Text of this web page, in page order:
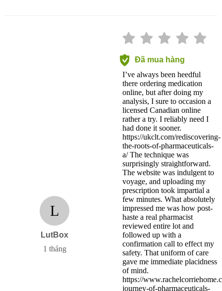
L
LutBox
1 tháng
Đã mua hàng
I’ve always been heedful
there ordering medication
online, but after doing my
analysis, I sure to occasion a
licensed Canadian online
rather a try. I reliably need I
had done it sooner.
https://ukclt.com/rediscovering-
the-roots-of-pharmaceuticals-
a/ The technique was
surprisingly straightforward.
The website was indulgent to
voyage, and uploading my
prescription took impartial a
few minutes. What absolutely
impressed me was how post-
haste a real pharmacist
reviewed entire lot and
followed up with a
confirmation call to effect my
safety. That uniform of care
gave me immediate placidness
of mind.
https://
journey-of-pharmaceuticals-